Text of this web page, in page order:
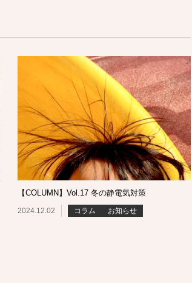
【COLUMN】Vol.17 冬の静電気対策
2024.12.02 コラム お知らせ